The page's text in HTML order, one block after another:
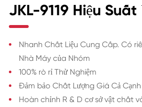
JKL-9119 Hiệu
Nhanh Chất Liệu Cung Cấp. Có
Nhà Máy của Nhóm
100% rò rỉ Thử Nghiệm
Đảm bảo Chất Lượng Giá Cả Cạnh
Hoàn chỉnh R & D cơ sở vật chất